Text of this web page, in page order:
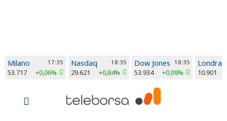
Milano 17:35
53.717 +0,06%
Nasdaq 18:35
29.621 +0,84%
Dow Jones 18:35
53.934 +0,09%
Londra
10.901